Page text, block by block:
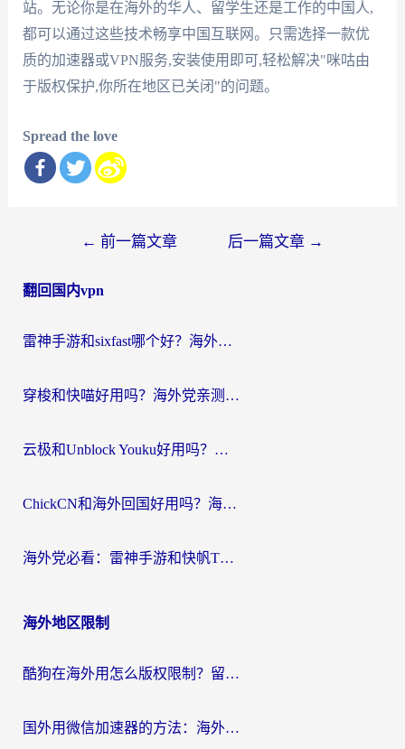
站。无论你是在海外的华人、留学生还是工作的中国人,
都可以通过这些技术畅享中国互联网。只需选择一款优
质的加速器或VPN服务,安装使用即可,轻松解决"咪咕由
于版权保护,你所在地区已关闭"的问题。
Spread the love
导
← 前一篇文章 后一篇文章 →
翻回国内vpn
雷神手游和sixfast哪个好？海外党亲测3款回国加速器，教你选对不踩坑
穿梭和快喵好用吗？海外党亲测：小众加速器对比+番茄加速器深度体验
云极和Unblock Youku好用吗？海外党亲测+2026回国加速器避坑指南
ChickCN和海外回国好用吗？海外党2026亲测：从手游到影音，选对加速器的3个关键
海外党必看：雷神手游和快帆TV版好用吗？3步选对回国加速器不踩坑
海外地区限制
酷狗在海外用怎么版权限制？留学生亲测：3步解决听国内音乐难题
国外用微信加速器的方法：海外党无缝连接国内生活的实用指南